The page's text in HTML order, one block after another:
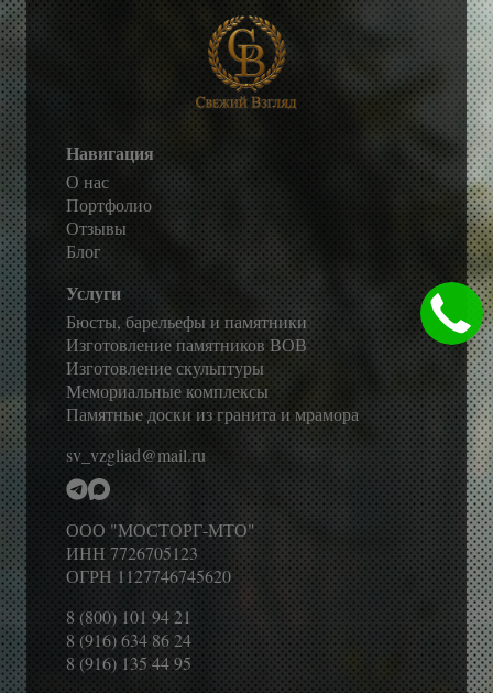
Навигация
О нас
Портфолио
Отзывы
Блог
Услуги
Бюсты, барельефы и памятники
Изготовление памятников ВОВ
Изготовление скульптуры
Мемориальные комплексы
Памятные доски из гранита и мрамора
sv_vzgliad@mail.ru
ООО "МОСТОРГ-МТО"
ИНН 7726705123
ОГРН 1127746745620
8 (800) 101 94 21
8 (916) 634 86 24
8 (916) 135 44 95